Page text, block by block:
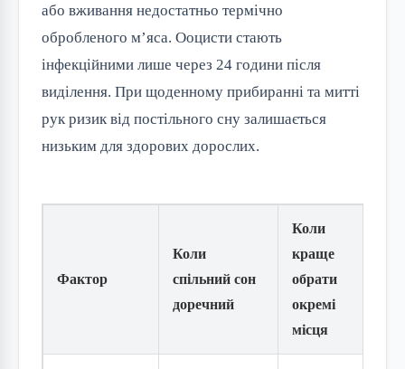
або вживання недостатньо термічно
обробленого м’яса. Ооцисти стають
інфекційними лише через 24 години після
виділення. При щоденному прибиранні та митті
рук ризик від постільного сну залишається
низьким для здорових дорослих.
Фактор
Коли
спільний сон
доречний
Коли
краще
обрати
окремі
місця